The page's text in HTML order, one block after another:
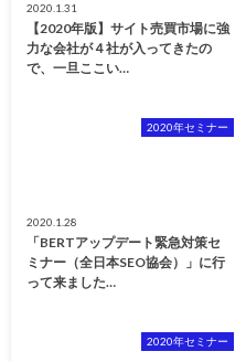
2020.1.31
【2020年版】サイト売買市場に強
力な会社が４社が入ってきたの
で、一旦ここい…
2020年セミナー
2020.1.28
「BERTアップデート緊急対策セ
ミナー（全日本SEO協会）」に行
って来ました…
2020年セミナー